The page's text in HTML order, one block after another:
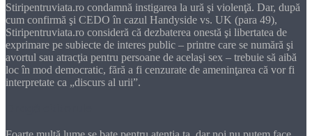
Stiripentruviata.ro condamnă instigarea la ură şi violenţă. Dar, după
cum confirmă şi CEDO în cazul Handyside vs. UK (para 49),
Stiripentruviata.ro consideră că dezbaterea onestă şi libertatea de
exprimare pe subiecte de interes public – printre care se numără şi
avortul sau atracţia pentru persoane de acelaşi sex – trebuie să aibă
loc în mod democratic, fără a fi cenzurate de ameninţarea că vor fi
interpretate ca „discurs al urii”.